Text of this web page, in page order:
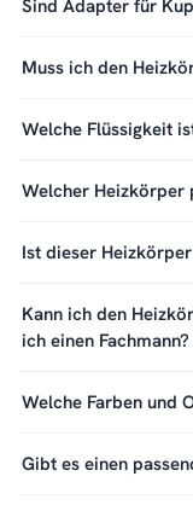
Sind Adapter für
Muss ich den
Welche Flüssigkeit
Welcher Heizkörper
Ist dieser
Kann ich den
ich einen Fachmann?
Welche Farben und
Gibt es einen